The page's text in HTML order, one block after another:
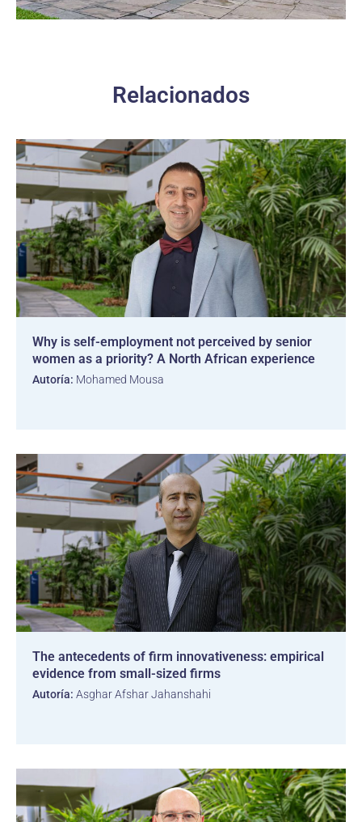
Relacionados
Why is self-employment not perceived by senior
women as a priority? A North African experience
Autoría: Mohamed Mousa
The antecedents of firm innovativeness: empirical
evidence from small-sized firms
Autoría: Asghar Afshar Jahanshahi